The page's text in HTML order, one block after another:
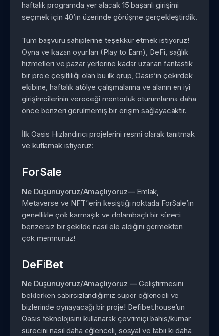
haftalık programda yer alacak 15 başarılı girişimi
seçmek için 40’ın üzerinde görüşme gerçekleştirdik.
Tüm başvuru sahiplerine teşekkür etmek istiyoruz!
Oyna ve kazan oyunları (Play to Earn), DeFi, sağlık
hizmetleri ve pazar yerlerine kadar uzanan fantastik
bir proje çeşitliliği olan bu ilk grup, Oasis’in çekirdek
ekibine, haftalık atölye çalışmalarına ve alanın en iyi
girişimcilerinin vereceği mentorluk oturumlarına daha
önce benzeri görülmemiş bir erişim sağlayacaktır.
İlk Oasis Hızlandırıcı projelerini resmi olarak tanıtmak
ve kutlamak istiyoruz:
ForSale
Ne Düşünüyoruz/Amaçlıyoruz— Emlak,
Metaverse ve NFT’lerin kesiştiği noktada ForSale’in
genellikle çok karmaşık ve dolambaçlı bir süreci
benzersiz bir şekilde nasıl ele aldığını görmekten
çok memnunuz!
DeFiBet
Ne Düşünüyoruz/Amaçlıyoruz — Geliştirmesini
beklerken sabırsızlandığımız süper eğlenceli ve
bizlerinde oynayacağı bir proje! Defibet.house’un
Oasis teknolojisini kullanarak çevrimiçi bahis/kumar
sürecini nasıl daha eğlenceli, sosyal ve tabii ki daha